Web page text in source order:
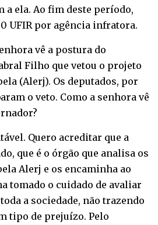
a ela. Ao fim deste período,
UFIR por agência infratora.
vê a postura do
Filho que vetou o projeto
(Alerj). Os deputados, por
o veto. Como a senhora vê
Quero acreditar que a
que é o órgão que analisa os
Alerj e os encaminha ao
tomado o cuidado de avaliar
a sociedade, não trazendo
tipo de prejuízo. Pelo